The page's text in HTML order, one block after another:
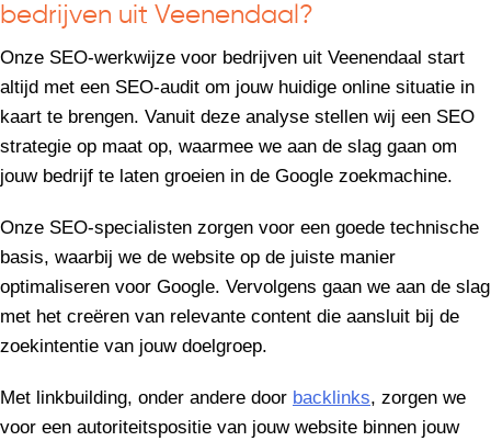
bedrijven uit Veenendaal?
Onze SEO-werkwijze voor bedrijven uit Veenendaal start
altijd met een SEO-audit om jouw huidige online situatie in
kaart te brengen. Vanuit deze analyse stellen wij een SEO
strategie op maat op, waarmee we aan de slag gaan om
jouw bedrijf te laten groeien in de Google zoekmachine.
Onze SEO-specialisten zorgen voor een goede technische
basis, waarbij we de website op de juiste manier
optimaliseren voor Google. Vervolgens gaan we aan de slag
met het creëren van relevante content die aansluit bij de
zoekintentie van jouw doelgroep.
Met linkbuilding, onder andere door backlinks, zorgen we
voor een autoriteitspositie van jouw website binnen jouw